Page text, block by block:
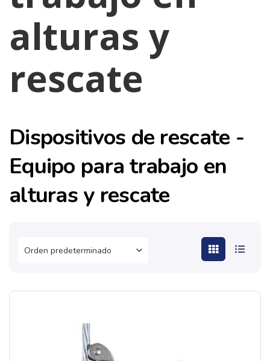
alturas y
rescate
Dispositivos de rescate -
Equipo para trabajo en
alturas y rescate